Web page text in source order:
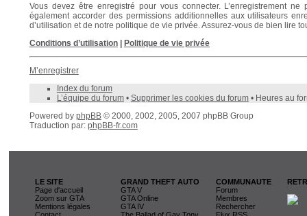
Vous devez être enregistré pour vous connecter. L’enregistrement
également accorder des permissions additionnelles aux utilisateurs
d’utilisation et de notre politique de vie privée. Assurez-vous de bien lire
Conditions d’utilisation| Politique de vie privée
M’enregistrer
Index du forum
L’équipe du forum• Supprimer les cookies du forum• Heures au
Powered by phpBB© 2000, 2002, 2005, 2007 phpBB Group
Traduction par: phpBB-fr.com
LE SITE
Page d'accueil
Zoom sur GTA
Mentions légales
GRAND THEFT AUTO
GTA V
GTA Online
GTA IV
COMMUNAUTE
Forum
Membres
Rechercher